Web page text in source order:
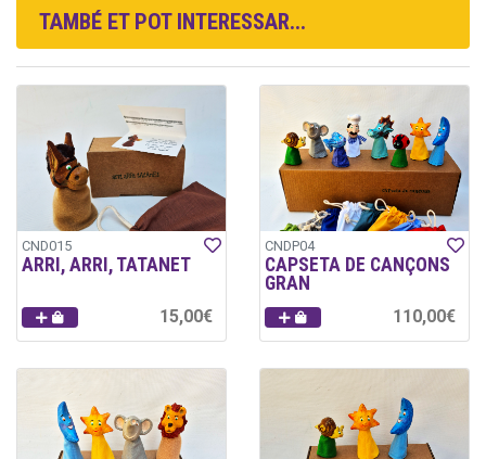
TAMBÉ ET POT INTERESSAR...
CND015
ARRI, ARRI, TATANET
15,00€
CNDP04
CAPSETA DE CANÇONS
GRAN
110,00€